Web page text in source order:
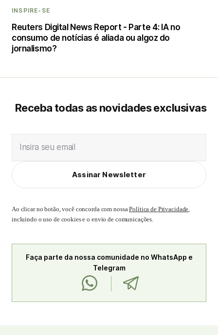
INSPIRE-SE
Reuters Digital News Report - Parte 4: IA no
consumo de notícias é aliada ou algoz do
jornalismo?
Receba todas as novidades exclusivas
Insira seu email
Assinar Newsletter
Ao clicar no botão, você concorda com nossaPolítica de Privacidade,
incluindo o uso de cookies e o envio de comunicações.
Faça parte da nossa comunidade no WhatsApp e
Telegram